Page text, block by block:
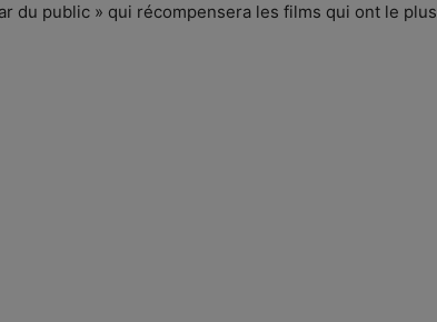
du public » qui récompensera les films qui ont le plus